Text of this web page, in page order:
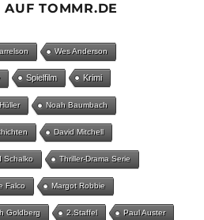
TOMMR.DE
Wes Anderson
Spielfilm Krimi
Noah Baumbach
David Mitchell
Schalko Thriller-Drama Serie
Falco Margot Robbie
Goldberg 2.Staffel Paul Auster